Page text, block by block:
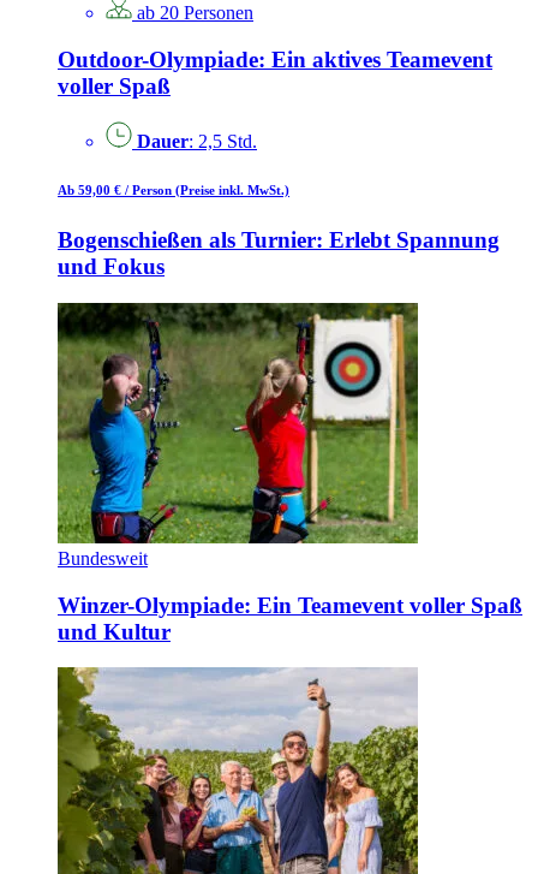
ab 20 Personen
Outdoor-Olympiade: Ein aktives Teamevent
voller Spaß
Dauer: 2,5 Std.
Ab 59,00 € / Person (Preise inkl. MwSt.)
Bogenschießen als Turnier: Erlebt Spannung
und Fokus
Bundesweit
Winzer-Olympiade: Ein Teamevent voller Spaß
und Kultur